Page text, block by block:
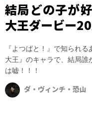
結局どの子が
大王ダービー
『よつばと！』で知られ
大王』のキャラで、結局
は嘘！！！
ダ・ヴィンチ・恐山